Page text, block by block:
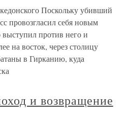
Поскольку убивший
провозгласил себя новым
против него и
на восток, через столицу
в Гирканию, куда
и возвращение